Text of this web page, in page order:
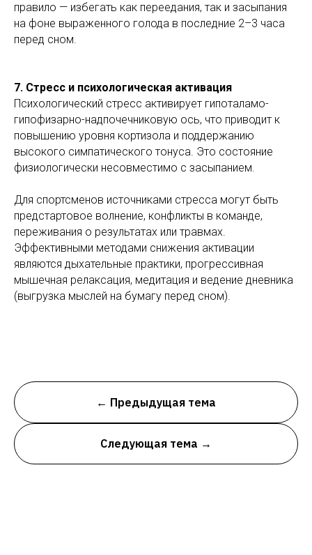
правило — избегать как переедания, так и засыпания
на фоне выраженного голода в последние 2–3 часа
перед сном.
7. Стресс и психологическая активация
Психологический стресс активирует гипоталамо-
гипофизарно-надпочечниковую ось, что приводит к
повышению уровня кортизола и поддержанию
высокого симпатического тонуса. Это состояние
физиологически несовместимо с засыпанием.
Для спортсменов источниками стресса могут быть
предстартовое волнение, конфликты в команде,
переживания о результатах или травмах.
Эффективными методами снижения активации
являются дыхательные практики, прогрессивная
мышечная релаксация, медитация и ведение дневника
(выгрузка мыслей на бумагу перед сном).
← Предыдущая тема
Следующая тема →